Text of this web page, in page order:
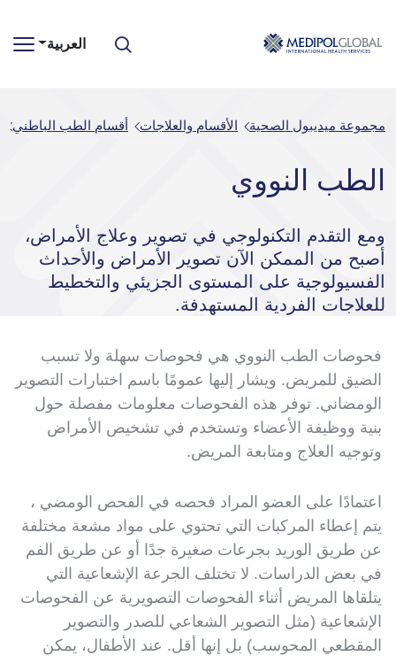
العربية
مجموعة ميديبول الصحية الأقسام والعلاجات أقسام الطب الباطني
الطب النووي
ومع التقدم التكنولوجي في تصوير وعلاج الأمراض،
أصبح من الممكن الآن تصوير الأمراض والأحداث
الفسيولوجية على المستوى الجزيئي والتخطيط
للعلاجات الفردية المستهدفة.
فحوصات الطب النووي هي فحوصات سهلة ولا تسبب
الضيق للمريض. ويشار إليها عمومًا باسم اختبارات التصوير
الومضاني. توفر هذه الفحوصات معلومات مفصلة حول
بنية ووظيفة الأعضاء وتستخدم في تشخيص الأمراض
وتوجيه العلاج ومتابعة المريض.
اعتمادًا على العضو المراد فحصه في الفحص الومضي ،
يتم إعطاء المركبات التي تحتوي على مواد مشعة مختلفة
عن طريق الوريد بجرعات صغيرة جدًا أو عن طريق الفم
في بعض الدراسات. لا تختلف الجرعة الإشعاعية التي
يتلقاها المريض أثناء الفحوصات التصويرية عن الفحوصات
الإشعاعية (مثل التصوير الشعاعي للصدر والتصوير
المقطعي المحوسب) بل إنها أقل. عند الأطفال، يمكن